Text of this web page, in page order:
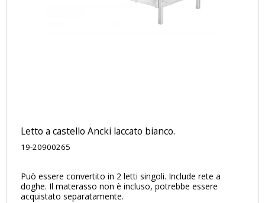
Letto a castello Ancki laccato bianco.
19-20900265
Può essere convertito in 2 letti singoli. Include rete a
doghe. Il materasso non è incluso, potrebbe essere
acquistato separatamente.